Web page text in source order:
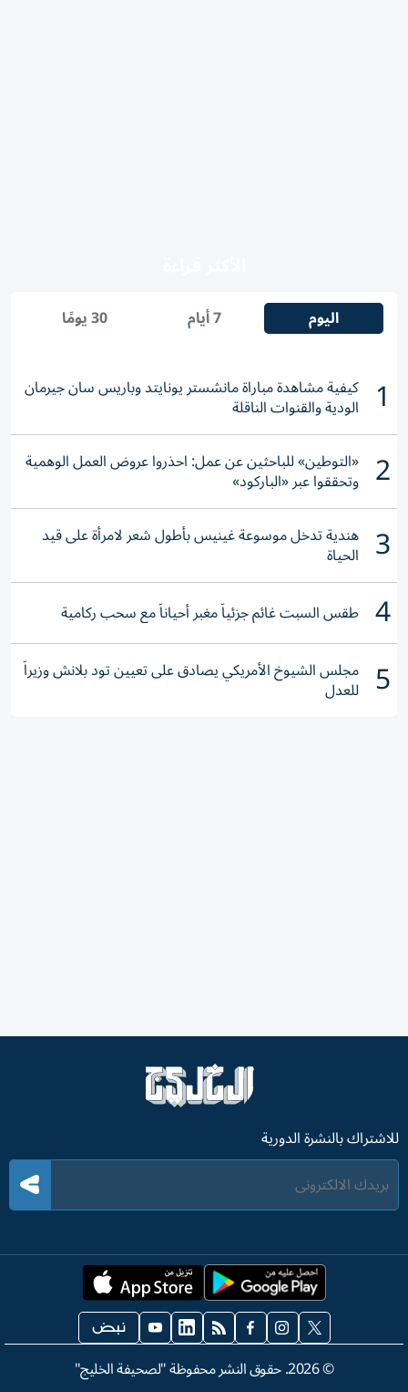
اليوم 7 أيام 30 يومًا
1 كيفية مشاهدة مباراة مانشستر يونايتد وباريس سان جيرمان
الودية والقنوات الناقلة
2 «التوطين» للباحثين عن عمل: احذروا عروض العمل الوهمية
وتحققوا عبر «الباركود»
3 هندية تدخل موسوعة غينيس بأطول شعر لامرأة على قيد
الحياة
4 طقس السبت غائم جزئياً مغبر أحياناً مع سحب ركامية
5 مجلس الشيوخ الأمريكي يصادق على تعيين تود بلانش وزيراً
للعدل
للاشتراك بالنشرة الدورية
©
2026. حقوق النشر محفوظة "لصحيفة الخليج"